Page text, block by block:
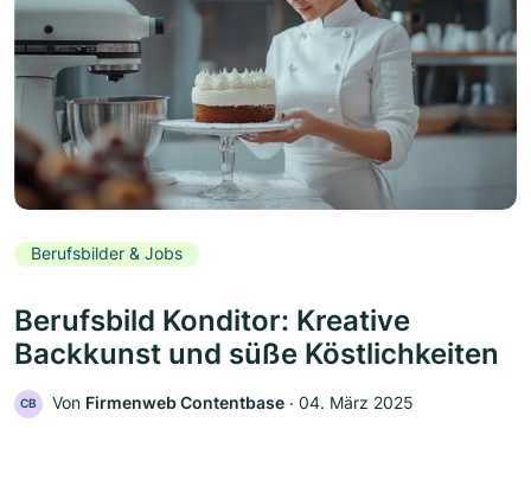
Berufsbilder & Jobs
Berufsbild Konditor: Kreative
Backkunst und süße Köstlichkeiten
CB Von Firmenweb Contentbase ‧ 04. März 2025